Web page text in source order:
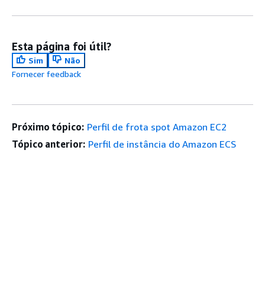
Esta página foi útil?
Sim
Não
Fornecer feedback
Próximo tópico: Perfil de frota spot Amazon EC2
Tópico anterior: Perfil de instância do Amazon ECS